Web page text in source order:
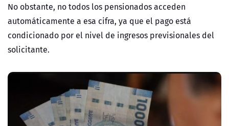
No obstante, no todos los pensionados acceden
automáticamente a esa cifra, ya que el pago está
condicionado por el nivel de ingresos previsionales del
solicitante.